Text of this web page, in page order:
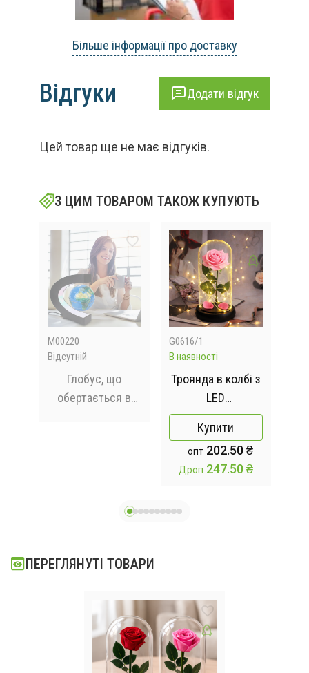
Більше інформації про доставку
Відгуки Додати відгук
Цей товар ще не має відгуків.
З ЦИМ ТОВАРОМ ТАКОЖ КУПУЮТЬ
M00220
Відсутній
Глобус, що
обертається в
G0616/1
В наявності
Троянда в колбі з
LED
підсвічуванням
на чорній
підставці
Купити
опт202.50 ₴
Дроп 247.50 ₴
ПЕРЕГЛЯНУТІ ТОВАРИ